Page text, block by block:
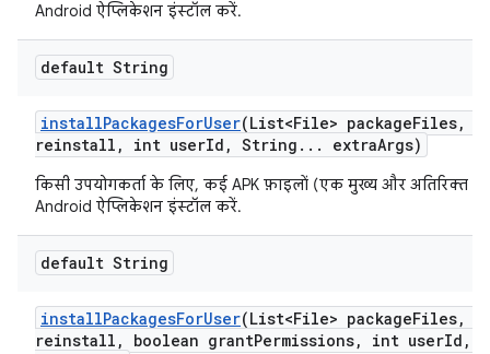
Android ऐप्लिकेशन इंस्टॉल करें.
default String
installPackagesForUser(List<File> packageFiles,
reinstall , int userId , String . . . extraArgs)
किसी उपयोगकर्ता के लिए, कई APK फ़ाइलों (एक मुख्य और अतिरिक्त
Android ऐप्लिकेशन इंस्टॉल करें.
default String
installPackagesForUser(List<File> packageFiles,
reinstall , boolean grantPermissions, int userId ,